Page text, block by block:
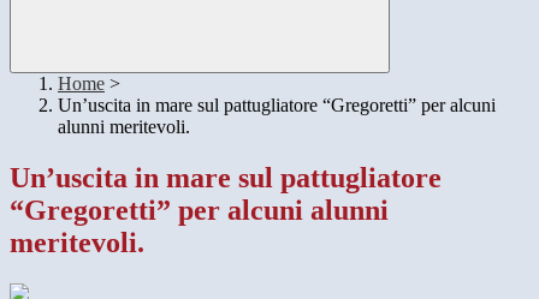
Home >
Un’uscita in mare sul pattugliatore “Gregoretti” per alcuni
alunni meritevoli.
Un’uscita in mare sul pattugliatore
“Gregoretti” per alcuni alunni
meritevoli.